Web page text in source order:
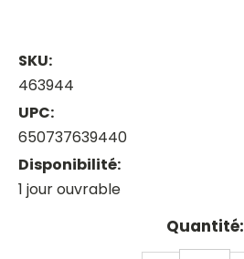
SKU:
463944
UPC:
650737639440
Disponibilité:
1 jour ouvrable
Quantité: